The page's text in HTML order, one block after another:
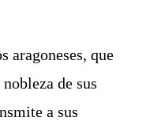
aragoneses, que
de sus
a sus